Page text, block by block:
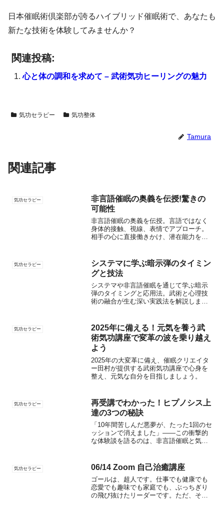
日本催眠術倶楽部が誇るハイブリッド催眠術で、あなたも
新たな技術を体験してみませんか？
関連投稿:
心と体の調和を求めて – 武術気功ヒーリングの魅力
気功セラピー 気功整体
Tamura
関連記事
気功セラピー
非言語催眠の奥義を伝授!驚きの
可能性
非言語催眠の奥義を伝授。言語ではなく
身体的接触、視線、表情でアプローチ。
相手の心に直接働きかけ、潜在能力を引
気功セラピー
システマに学ぶ暗示弾のタイミン
グと技法
システマや非言語催眠を通じて学ぶ暗示
弾のタイミングと応用法。武術と心理技
術の融合が生む深い実践法を解説しま
気功セラピー
2025年に備える！元気を養う武
術気功講座で変革の波を乗り越え
よう
2025年の大変革に備え、催眠クリエイタ
ー田村が提供する武術気功講座で心身を
整え、元気な自分を目指しましょう。
気功セラピー
再受講でわかった！ヒプノシス上
達の3つの秘訣
「10年間苦しんだ悪夢が、たった1回のセ
ッションで消えました」——この衝撃的
な体験談を語るのは、非言語催眠と気功
道のクリニックで始まったこの画期的な
治療法は、従来の...
気功セラピー 06/14 Zoom 自己治癒講座
ゴールは、超人です。仕事でも健康でも
恋愛でも趣味でも家庭でも、ぶっちぎり
の飛び抜けたリーダーです。ただ、その